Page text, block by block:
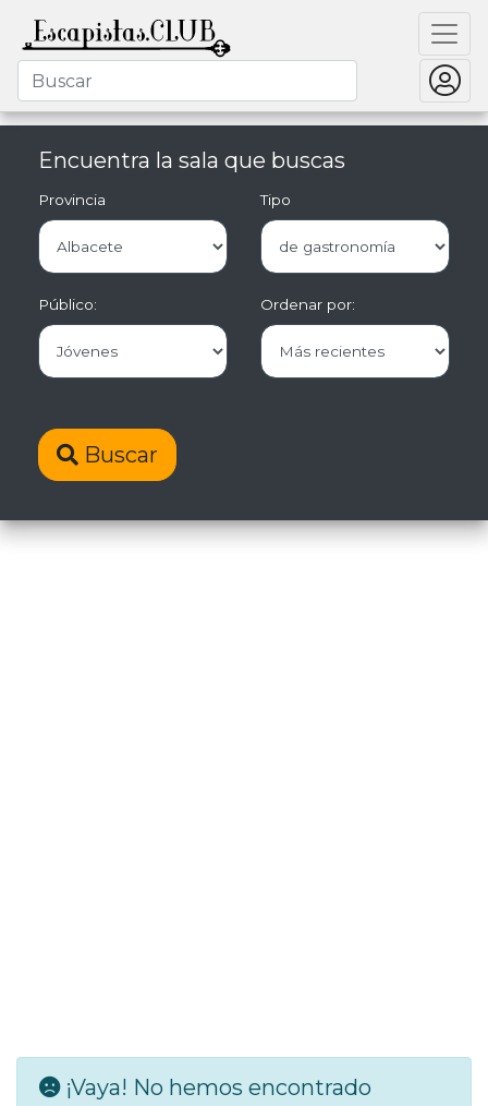
Encuentra la sala que buscas
Provincia Tipo
Público: Ordenar por:
Buscar
¡Vaya! No hemos encontrado